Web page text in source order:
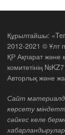
Құрылтайшы:
2012-2021 © Ұлт
ҚР Ақпарат және
комитетінің
Авторлық және
Сайт
көрсету
сәйкес келе